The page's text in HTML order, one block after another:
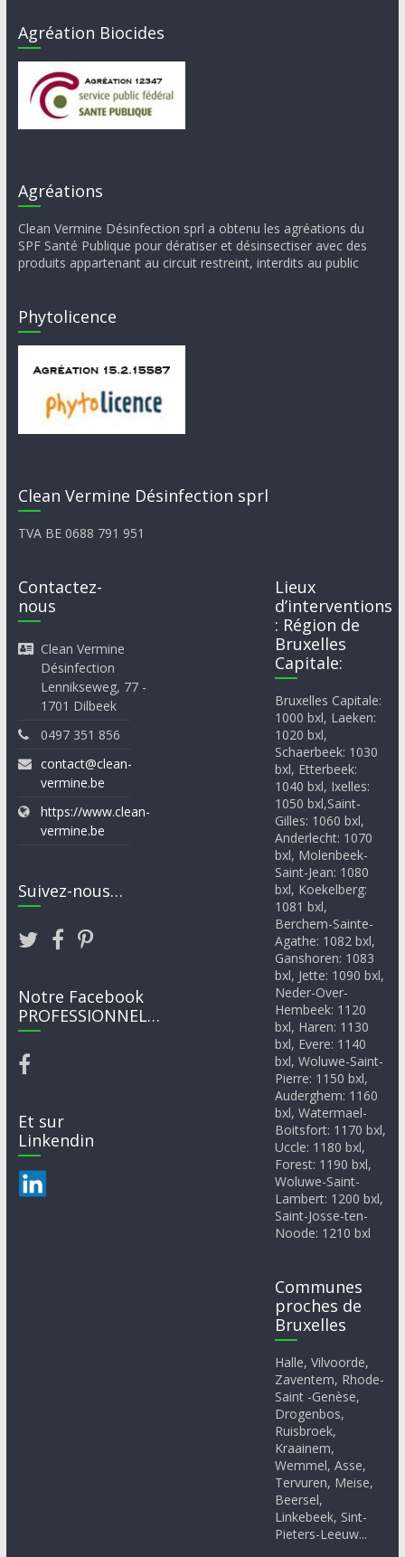
Agréation Biocides
Agréations
Clean Vermine Désinfection sprl a obtenu les agréations du
SPF Santé Publique pour dératiser et désinsectiser avec des
produits appartenant au circuit restreint, interdits au public
Phytolicence
Clean Vermine Désinfection sprl
TVA BE 0688 791 951
Contactez-
nous
Clean Vermine
Désinfection
Lennikseweg, 77 -
1701 Dilbeek
0497 351 856
contact@clean-
vermine.be
https://www.clean-
vermine.be
Suivez-nous…
Notre Facebook
PROFESSIONNEL…
Et sur
Linkendin
Lieux
d’interventions
: Région de
Bruxelles
Capitale:
Bruxelles Capitale:
1000 bxl, Laeken:
1020 bxl,
Schaerbeek: 1030
bxl, Etterbeek:
1040 bxl, Ixelles:
1050 bxl,Saint-
Gilles: 1060 bxl,
Anderlecht: 1070
bxl, Molenbeek-
Saint-Jean: 1080
bxl, Koekelberg:
1081 bxl,
Berchem-Sainte-
Agathe: 1082 bxl,
Ganshoren: 1083
bxl, Jette: 1090 bxl,
Neder-Over-
Hembeek: 1120
bxl, Haren: 1130
bxl, Evere: 1140
bxl, Woluwe-Saint-
Pierre: 1150 bxl,
Auderghem: 1160
bxl, Watermael-
Boitsfort: 1170 bxl,
Uccle: 1180 bxl,
Forest: 1190 bxl,
Woluwe-Saint-
Lambert: 1200 bxl,
Saint-Josse-ten-
Noode: 1210 bxl
Communes
proches de
Bruxelles
Halle, Vilvoorde,
Zaventem, Rhode-
Saint -Genèse,
Drogenbos,
Ruisbroek,
Kraainem,
Wemmel, Asse,
Tervuren, Meise,
Beersel,
Linkebeek, Sint-
Pieters-Leeuw...